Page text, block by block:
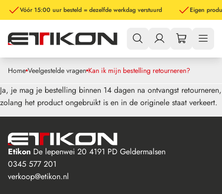
Vóór 15:00 uur besteld = dezelfde werkdag verstuurd Eigen
Home Veelgestelde vragen Kan ik mijn bestelling retourneren?
Ja, je mag je bestelling binnen 14 dagen na ontvangst retourneren,
zolang het product ongebruikt is en in de originele staat verkeert.
Etikon De lepenwei 20 4191 PD Geldermalsen
0345 577 201
verkoop@etikon.nl